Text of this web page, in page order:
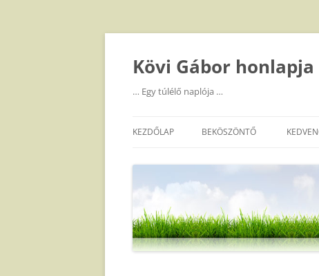
Kilépés
tartalomba
Kövi Gábor honlapja
… Egy túlélő naplója …
KEZDŐLAP BEKÖSZÖNTŐ